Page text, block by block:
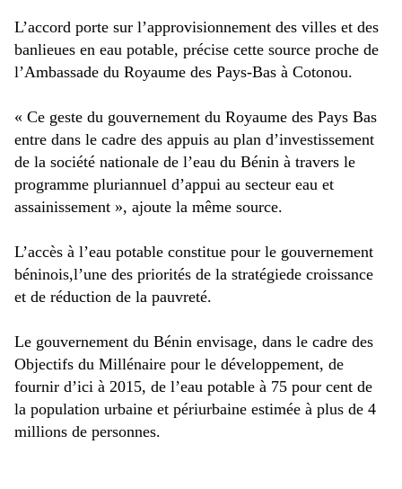
L’accord porte sur l’approvisionnement des villes et des
banlieues en eau potable, précise cette source proche de
l’Ambassade du Royaume des Pays-Bas à Cotonou.
« Ce geste du gouvernement du Royaume des Pays Bas
entre dans le cadre des appuis au plan d’investissement
de la société nationale de l’eau du Bénin à travers le
programme pluriannuel d’appui au secteur eau et
assainissement », ajoute la même source.
L’accès à l’eau potable constitue pour le gouvernement
béninois,l’une des priorités de la stratégiede croissance
et de réduction de la pauvreté.
Le gouvernement du Bénin envisage, dans le cadre des
Objectifs du Millénaire pour le développement, de
fournir d’ici à 2015, de l’eau potable à 75 pour cent de
la population urbaine et périurbaine estimée à plus de 4
millions de personnes.